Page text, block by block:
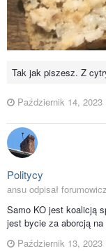
Tak jak piszesz. Z
Październik 14, 2023
Politycy
ansu odpisał
Samo KO jest koalicją
jest bycie za aborcją
Październik 13, 2023